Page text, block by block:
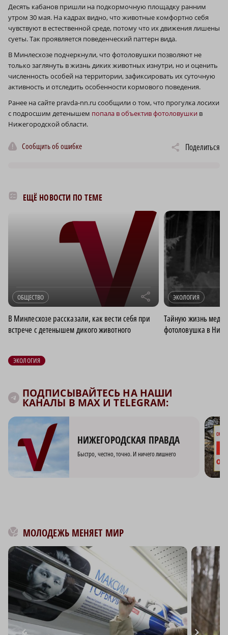
Десять кабанов пришли на подкормочную площадку ранним
утром 30 мая. На кадрах видно, что животные комфортно себя
чувствуют в естественной среде, потому что их движения лишены
суеты. Так проявляется поведенческий паттерн вида.
В Минлесхозе подчеркнули, что фотоловушки позволяют не
только заглянуть в жизнь диких животных изнутри, но и оценить
численность особей на территории, зафиксировать их суточную
активность и отследить особенности кормового поведения.
Ранее на сайте pravda-nn.ru сообщили о том, что прогулка лосихи
с подросшим детенышем попала в объектив фотоловушки в
Нижегородской области.
Сообщить об ошибке Поделиться
ЕЩЁ НОВОСТИ ПО ТЕМЕ
ОБЩЕСТВО r
В Минлесхозе рассказали, как вести себя при
встрече с детенышем дикого животного
ЭКОЛОГИЯ
Тайную жизнь
фотоловушка в
ЭКОЛОГИЯ
ПОДПИСЫВАЙТЕСЬ НА НАШИ
КАНАЛЫ В MAX И TELEGRAM:
НИЖЕГОРОДСКАЯ ПРАВДА
Быстро, честно, точно. И ничего лишнего
МОЛОДЕЖЬ МЕНЯЕТ МИР